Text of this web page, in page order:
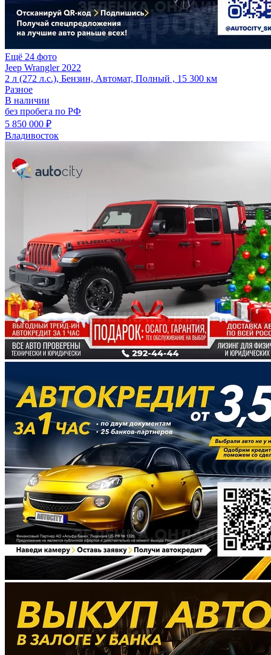
Ещё 24 фото
Jeep Wrangler 2022
2 л (272 л.с.), Бензин, Автомат, Полный , 15 300 км
Разное
В наличии
без пробега по РФ
5 850 000 ₽
Владивосток